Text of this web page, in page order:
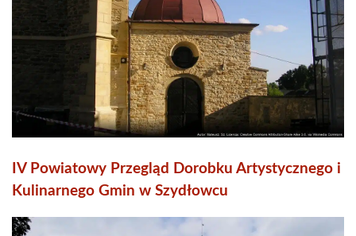
IV Powiatowy Przegląd Dorobku Artystycznego i
Kulinarnego Gmin w Szydłowcu